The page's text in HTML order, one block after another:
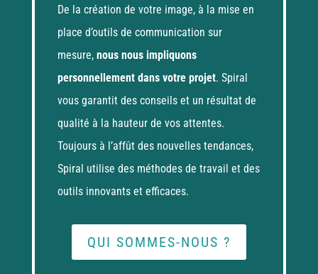
De la création de votre image, à la mise en
place d’outils de communication sur
mesure, nous nous impliquons
personnellement dans votre projet. Spiral
vous garantit des conseils et un résultat de
qualité à la hauteur de vos attentes.
Toujours à l’affût des nouvelles tendances,
Spiral utilise des méthodes de travail et des
outils innovants et efficaces.
QUI SOMMES-NOUS ?